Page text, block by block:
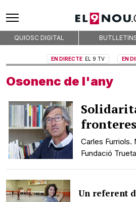
QUIOSC DIGITAL
EN DIRECTE EL 9 TV EN
Osonenc de l'any
fronteres
Carles
Fundació Trueta
Un referent